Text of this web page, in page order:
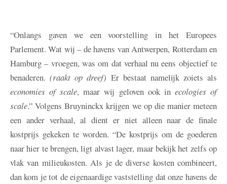
“Onlangs gaven we een voorstelling in het Europees
Parlement. Wat wij – de havens van Antwerpen, Rotterdam en
Hamburg – vroegen, was om dat verhaal nu eens objectief te
benaderen.(raakt op dreef) Er bestaat namelijk zoiets als
economies of scale, maar wij geloven ook in ecologies of
scale.” Volgens Bruyninckx krijgen we op die manier meteen
een ander verhaal, al dient er niet alleen naar de finale
kostprijs gekeken te worden. “De kostprijs om de goederen
naar hier te brengen, ligt alvast lager, maar bekijk het zelfs op
vlak van milieukosten. Als je de diverse kosten combineert,
dan kom je tot de eigenaardige vaststelling dat onze havens de